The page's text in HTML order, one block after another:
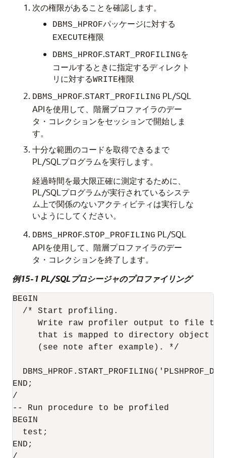
次の権限があることを確認します。
DBMS_HPROFパッケージに対する
EXECUTE権限
DBMS_HPROF.START_PROFILINGを
コールするときに指定するディレクト
リに対するWRITE権限
DBMS_HPROF.START_PROFILING PL/SQL
APIを使用して、階層プロファイラのデー
タ・コレクションをセッションで開始しま
す。
十分な範囲のコードを取得できるまで
PL/SQLプログラムを実行します。
経過時間を最大限正確に測定するために、
PL/SQLプログラムが実行されているシステ
ム上で関係のないアクティビティは実行しな
いようにしてください。
DBMS_HPROF.STOP_PROFILING PL/SQL
APIを使用して、階層プロファイラのデー
タ・コレクションを終了します。
例15-1 PL/SQLプロシージャのプロファイリング
BEGIN
  /* Start profiling.
Write raw profiler output to file
that is mapped to directory object
     (see note after example). */
END;
/
-- Run procedure to be profiled
BEGIN
  test;
END;